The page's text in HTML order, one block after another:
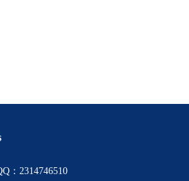
：2314746510